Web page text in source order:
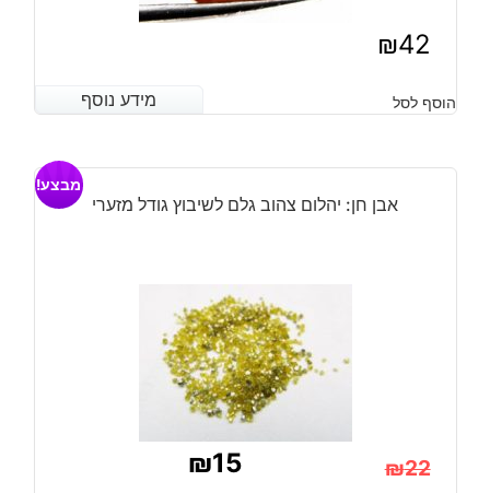
₪42
מידע נוסף הוסף לסל מידע נוסף
אבן חן: יהלום צהוב גלם לשיבוץ גודל מזערי
מבצע!
₪22
₪15